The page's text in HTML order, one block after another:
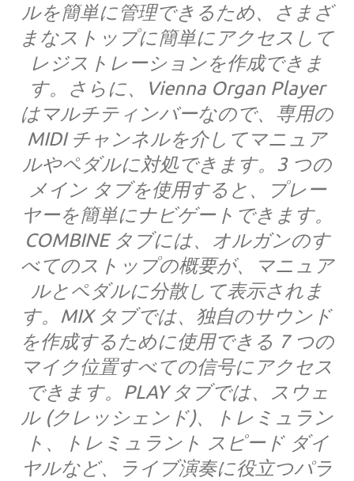
ルを簡単に管理できるため、さまざ
まなストップに簡単にアクセスして
レジストレーションを作成できま
す。さらに、Vienna Organ Player
はマルチティンバーなので、専用の
MIDI チャンネルを介してマニュア
ルやペダルに対処できます。3 つの
メイン タブを使用すると、プレー
ヤーを簡単にナビゲートできます。
COMBINE タブには、オルガンのす
べてのストップの概要が、マニュア
ルとペダルに分散して表示されま
す。MIX タブでは、独自のサウンド
を作成するために使用できる 7 つの
マイク位置すべての信号にアクセス
できます。PLAY タブでは、スウェ
ル (クレッシェンド)、トレミュラン
ト、トレミュラント スピード ダイ
ヤルなど、ライブ演奏に役立つパラ